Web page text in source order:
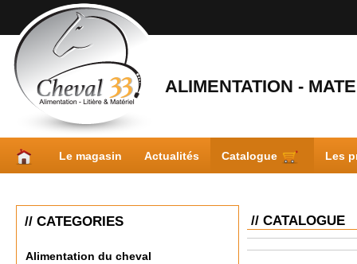
ALIMENTATION -
Le magasin Actualités Catalogue Les
// CATEGORIES
Alimentation du cheval
// CATALOGUE